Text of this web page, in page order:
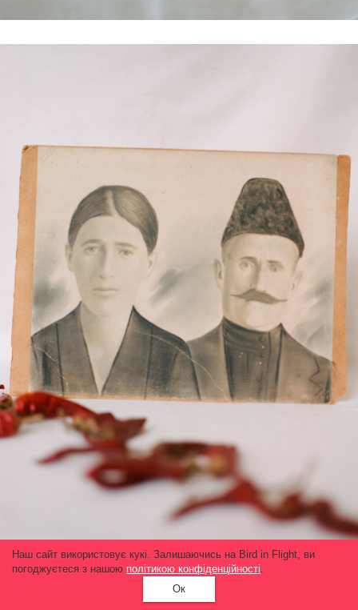
Наш сайт використовує кукі. Залишаючись на Bird in Flight, ви
погоджуєтеся з нашою політикою конфіденційності.
Ок